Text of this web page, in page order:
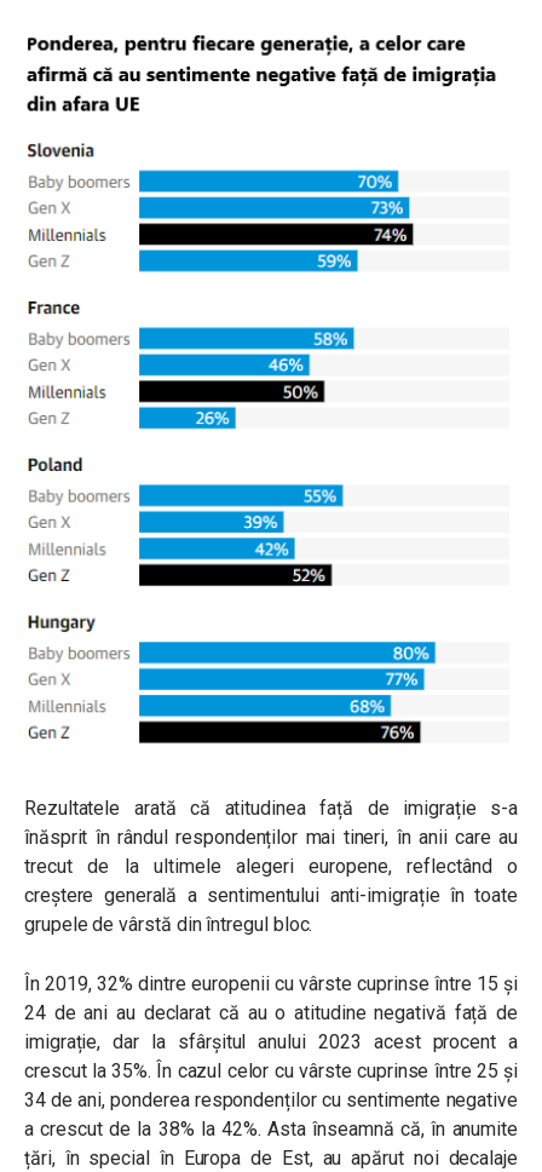
Rezultatele arată că atitudinea față de imigrație s-a
înăsprit în rândul respondenților mai tineri, în anii care au
trecut de la ultimele alegeri europene, reflectând o
creștere generală a sentimentului anti-imigrație în toate
grupele de vârstă din întregul bloc.
În 2019, 32% dintre europenii cu vârste cuprinse între 15 și
24 de ani au declarat că au o atitudine negativă față de
imigrație, dar la sfârșitul anului 2023 acest procent a
crescut la 35%. În cazul celor cu vârste cuprinse între 25 și
34 de ani, ponderea respondenților cu sentimente negative
a crescut de la 38% la 42%. Asta înseamnă că, în anumite
țări, în special în Europa de Est, au apărut noi decalaje